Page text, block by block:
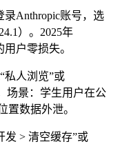
录Anthropic账号，选
）。2025年
户零损失。
私人浏览”或
场景：学生用户在公
置数据外泄。
发 > 清空缓存”或